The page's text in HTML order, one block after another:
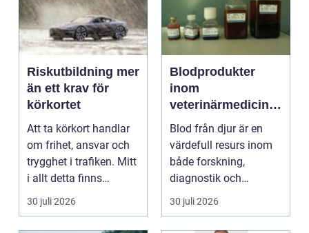
Riskutbildning mer
än ett krav för
körkortet
Att ta körkort handlar
om frihet, ansvar och
trygghet i trafiken. Mitt
i allt detta finns
riskutbild...
30 juli 2026
Blodprodukter
inom
veterinärmedicin
funktion, kvalitet
och användning
Blod från djur är en
värdefull resurs inom
både forskning,
diagnostik och
veterinärmedicin. När
blod...
30 juli 2026